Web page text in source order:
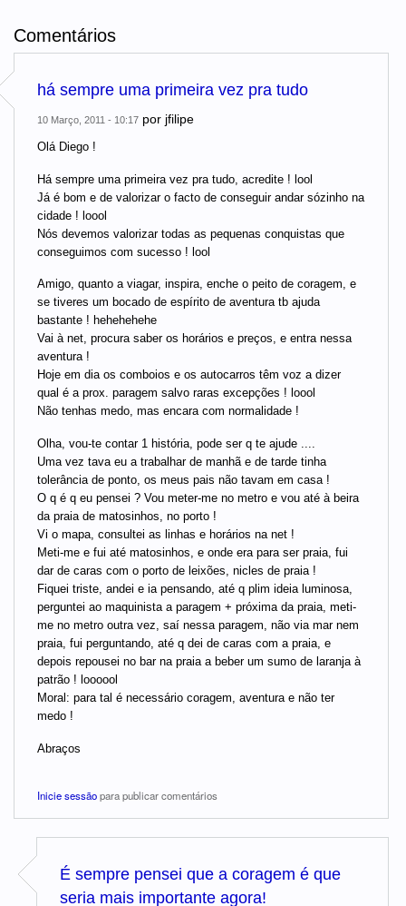
Comentários
há sempre uma primeira vez pra tudo
10 Março, 2011 - 10:17 por jfilipe
Olá Diego !
Há sempre uma primeira vez pra tudo, acredite ! lool
Já é bom e de valorizar o facto de conseguir andar sózinho na
cidade ! loool
Nós devemos valorizar todas as pequenas conquistas que
conseguimos com sucesso ! lool
Amigo, quanto a viagar, inspira, enche o peito de coragem, e
se tiveres um bocado de espírito de aventura tb ajuda
bastante ! hehehehehe
Vai à net, procura saber os horários e preços, e entra nessa
aventura !
Hoje em dia os comboios e os autocarros têm voz a dizer
qual é a prox. paragem salvo raras excepções ! loool
Não tenhas medo, mas encara com normalidade !
Olha, vou-te contar 1 história, pode ser q te ajude ....
Uma vez tava eu a trabalhar de manhã e de tarde tinha
tolerância de ponto, os meus pais não tavam em casa !
O q é q eu pensei ? Vou meter-me no metro e vou até à beira
da praia de matosinhos, no porto !
Vi o mapa, consultei as linhas e horários na net !
Meti-me e fui até matosinhos, e onde era para ser praia, fui
dar de caras com o porto de leixões, nicles de praia !
Fiquei triste, andei e ia pensando, até q plim ideia luminosa,
perguntei ao maquinista a paragem + próxima da praia, meti-
me no metro outra vez, saí nessa paragem, não via mar nem
praia, fui perguntando, até q dei de caras com a praia, e
depois repousei no bar na praia a beber um sumo de laranja à
patrão ! loooool
Moral: para tal é necessário coragem, aventura e não ter
medo !
Abraços
Inicie sessãopara publicar comentários
É sempre pensei que a coragem é que
seria mais importante agora!